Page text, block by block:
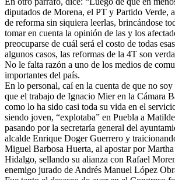
diputados de Morena, el PT y Partido Verde,
de reforma sin siquiera leerlas, brincándose
tomar en cuenta la opinión de las y los
preocuparse de cuál será el costo de todas
algunos casos, las reformas de la 4T son
No le falta razón a uno de los medios de
importantes del país.
En lo personal, caí en la cuenta de que no
que el trabajo de Ignacio Mier en la Cámara
como lo ha sido casi toda su vida en el
siendo joven, “explotaba” en Puebla a
pasando por la secretaría general del
alcalde Enrique Doger Guerrero y
Miguel Barbosa Huerta, al apostar por
Hidalgo, sellando su alianza con Rafael
enemigo jurado de Andrés Manuel López